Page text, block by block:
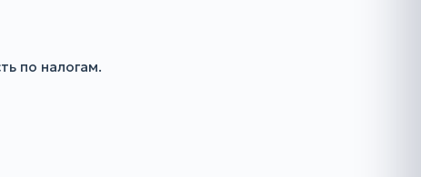
по налогам.